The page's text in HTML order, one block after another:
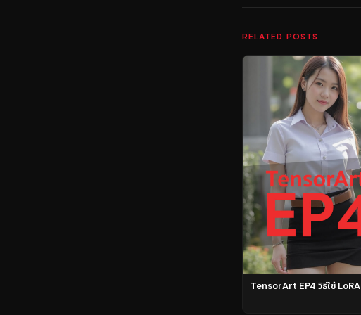
RELATED POSTS
TensorArt EP4 วิธีใช้ LoRA